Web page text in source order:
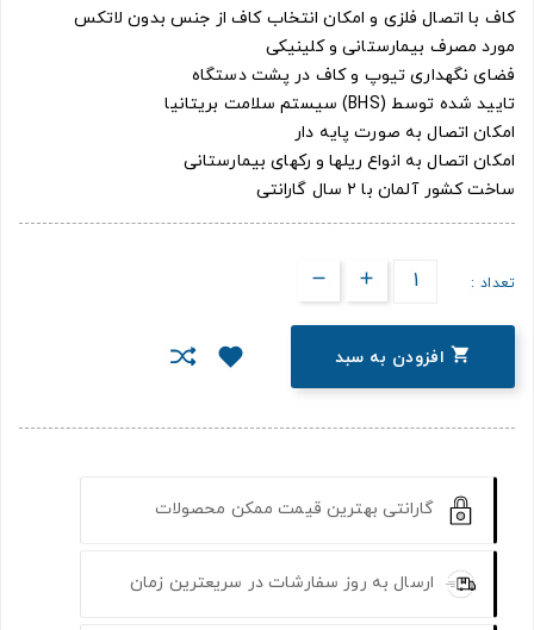
کاف با اتصال فلزی و امکان انتخاب کاف از جنس بدون لاتکس
مورد مصرف بیمارستانی و کلینیکی
فضای نگهداری تیوپ و کاف در پشت دستگاه
تایید شده توسط (BHS) سیستم سلامت بریتانیا
امکان اتصال به صورت پایه دار
امکان اتصال به انواع ریلها و رکهای بیمارستانی
ساخت کشور آلمان با ۲ سال گارانتی
تعداد :
 افزودن به سبد
گارانتی بهترین قیمت ممکن محصولات
ارسال به روز سفارشات در سریعترین زمان